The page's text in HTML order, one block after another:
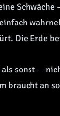
Schwäche
Die Erde
sonst —
braucht an